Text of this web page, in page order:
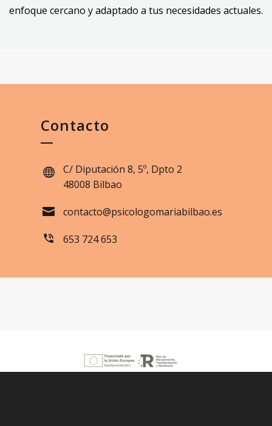
enfoque cercano y adaptado a tus necesidades actuales.
Contacto
C/ Diputación 8, 5º, Dpto 2
48008 Bilbao
contacto@psicologomariabilbao.es
653 724 653